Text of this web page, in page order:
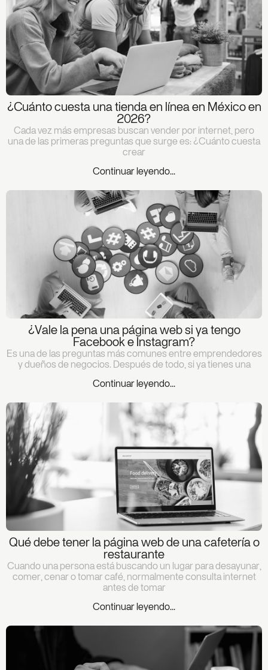
¿Cuánto cuesta una tienda en línea en México en
2026?
Cada vez más empresas buscan vender por internet, pero
una de las primeras preguntas que surge es: ¿Cuánto cuesta
crear
Continuar leyendo...
¿Vale la pena una página web si ya tengo
Facebook e Instagram?
Es una de las preguntas más comunes entre emprendedores
y dueños de negocios. Después de todo, si ya tienes una
Continuar leyendo...
Qué debe tener la página web de una cafetería o
restaurante
Cuando una persona está buscando un lugar para desayunar,
comer, cenar o tomar café, normalmente consulta internet
antes de tomar
Continuar leyendo...